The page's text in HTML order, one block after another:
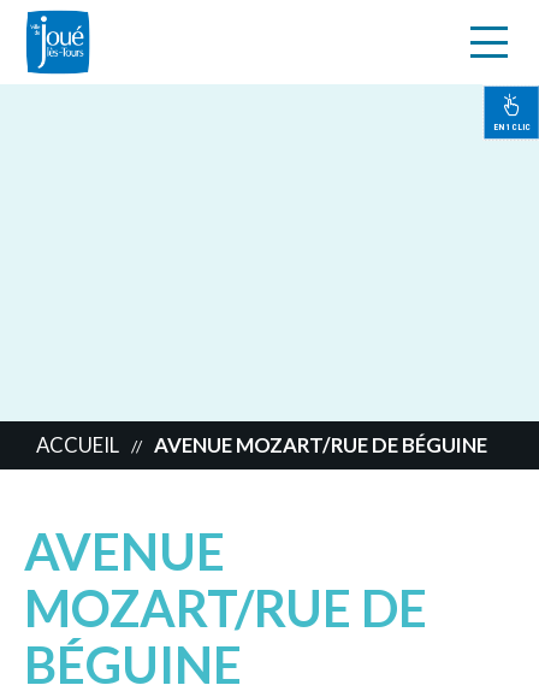
EN 1 CLIC
ACCUEIL // AVENUE MOZART/RUE DE BÉGUINE
AVENUE
MOZART/RUE DE
BÉGUINE